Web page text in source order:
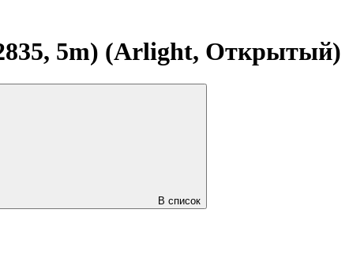
5m) (Arlight, Открытый)
В список